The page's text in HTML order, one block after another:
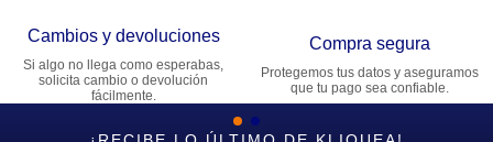
Cambios y devoluciones
Si algo no llega como esperabas,
solicita cambio o devolución
fácilmente.
Compra segura
Protegemos tus datos y aseguramos
que tu pago sea confiable.